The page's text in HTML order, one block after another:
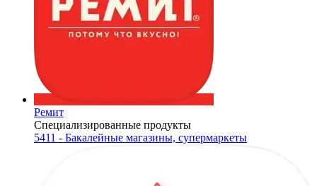
Ремит
Специализированные продукты
5411 - Бакалейные магазины, супермаркеты